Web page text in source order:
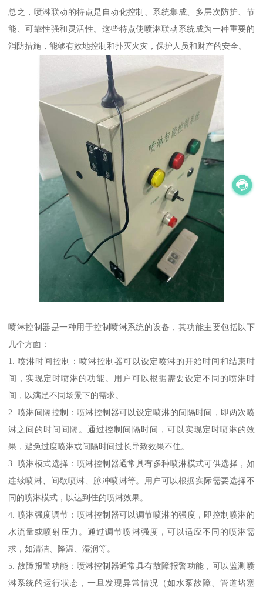
总之，喷淋联动的特点是自动化控制、系统集成、多层次防护、节
能、可靠性强和灵活性。这些特点使喷淋联动系统成为一种重要的
消防措施，能够有效地控制和扑灭火灾，保护人员和财产的安全。
喷淋控制器是一种用于控制喷淋系统的设备，其功能主要包括以下
几个方面：
1. 喷淋时间控制：喷淋控制器可以设定喷淋的开始时间和结束时
间，实现定时喷淋的功能。用户可以根据需要设定不同的喷淋时
间，以满足不同场景下的需求。
2. 喷淋间隔控制：喷淋控制器可以设定喷淋的间隔时间，即两次喷
淋之间的时间间隔。通过控制间隔时间，可以实现定时喷淋的效
果，避免过度喷淋或间隔时间过长导致效果不佳。
3. 喷淋模式选择：喷淋控制器通常具有多种喷淋模式可供选择，如
连续喷淋、间歇喷淋、脉冲喷淋等。用户可以根据实际需要选择不
同的喷淋模式，以达到佳的喷淋效果。
4. 喷淋强度调节：喷淋控制器可以调节喷淋的强度，即控制喷淋的
水流量或喷射压力。通过调节喷淋强度，可以适应不同的喷淋需
求，如清洁、降温、湿润等。
5. 故障报警功能：喷淋控制器通常具有故障报警功能，可以监测喷
淋系统的运行状态，一旦发现异常情况（如水泵故障、管道堵塞